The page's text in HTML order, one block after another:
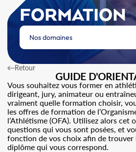
FORMATION
Nos domaines
Retour
GUIDE
Vous souhaitez vous former en
dirigeant, jury, animateur ou
vraiment quelle formation choisir,
les offres de formation de
l’Athlétisme (OFA). Utilisez alors cet
questions qui vous sont posées, et
fonction de vos choix afin de
diplôme qui vous correspond.